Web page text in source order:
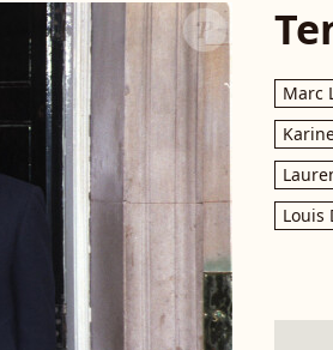
Marc
Louis